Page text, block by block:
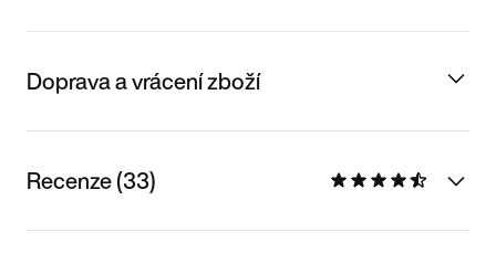
Doprava a vrácení zboží
Recenze (33)